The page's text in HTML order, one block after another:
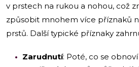
v prstech na rukou a nohou, což
způsobit mnohem více příznaků
prstů. Další typické příznaky
Zarudnutí: Poté, co se